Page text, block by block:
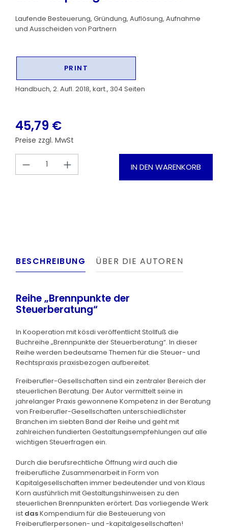
Laufende Besteuerung, Gründung, Auflösung, Aufnahme
und Ausscheiden von Partnern
PRINT
Handbuch, 2. Aufl. 2018, kart., 304 Seiten
45,79 €
Preise zzgl. MwSt
Produkt Anzahl: Gib denIN DEN WARENKORB
BESCHREIBUNG ÜBER DIE AUTOREN
Reihe „Brennpunkte der
Steuerberatung“
In Kooperation mit kösdi veröffentlicht Stollfuß die
Buchreihe „Brennpunkte der Steuerberatung“. In dieser
Reihe werden bedeutsame Themen für die Steuer- und
Rechtspraxis praxisbezogen aufbereitet.
Freiberufler-Gesellschaften sind ein zentraler Bereich der
steuerlichen Beratung. Der Autor vermittelt seine in
jahrelanger Praxis gewonnene Kompetenz in der Beratung
von Freiberufler-Gesellschaften unterschiedlichster
Branchen im siebten Band der Reihe und geht mit
zahlreichen fundierten Gestaltungsempfehlungen auf alle
wichtigen Steuerfragen ein.
Durch die berufsrechtliche Öffnung wird auch die
freiberufliche Zusammenarbeit in Form von
Kapitalgesellschaften immer bedeutender und von Klaus
Korn ausführlich mit Gestaltungshinweisen zu den
steuerlichen Brennpunkten erörtert. Das vorliegende Werk
ist dasKompendium für die Besteuerung von
Freiberuflerpersonen- und -kapitalgesellschaften!